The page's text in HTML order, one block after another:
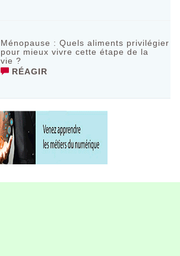
Ménopause : Quels aliments privilégier
pour mieux vivre cette étape de la
vie ?
RÉAGIR